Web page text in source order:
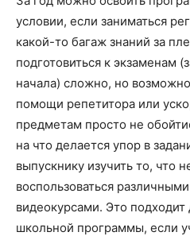
условии, если заниматься
какой-то багаж знаний за
подготовиться к экзаменам
начала) сложно, но
помощи репетитора или
предметам просто не
на что делается упор в
выпускнику изучить то, что
воспользоваться
видеокурсами. Это подходит
школьной программы, если